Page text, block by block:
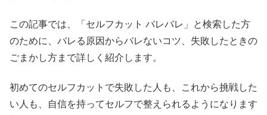
この記事では、「セルフカット バレバレ」と検索した方
のために、バレる原因からバレないコツ、失敗したときの
ごまかし方まで詳しく紹介します。
初めてのセルフカットで失敗した人も、これから挑戦した
い人も、自信を持ってセルフで整えられるようになります